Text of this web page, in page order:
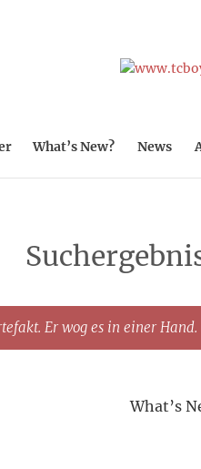
What’s New? News
Er wog es in einer
What’s